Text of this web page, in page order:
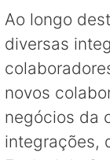
Ao longo
diversas
novos
negócios da
integrações,